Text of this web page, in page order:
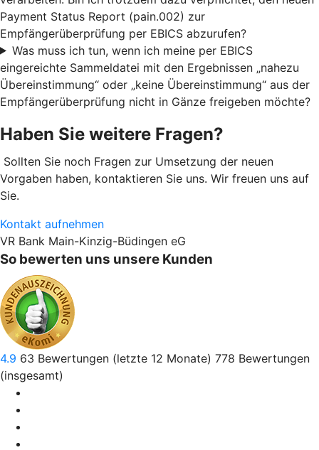
Payment Status Report (pain.002) zur
Empfängerüberprüfung per EBICS abzurufen?
Was muss ich tun, wenn ich meine per EBICS
eingereichte Sammeldatei mit den Ergebnissen „nahezu
Übereinstimmung“ oder „keine Übereinstimmung“ aus der
Empfängerüberprüfung nicht in Gänze freigeben möchte?
Haben Sie weitere Fragen?
Sollten Sie noch Fragen zur Umsetzung der neuen
Vorgaben haben, kontaktieren Sie uns. Wir freuen uns auf
Sie.
Kontakt aufnehmen
VR Bank Main-Kinzig-Büdingen eG
So bewerten uns unsere Kunden
4.9 63 Bewertungen (letzte 12 Monate) 778 Bewertungen
(insgesamt)